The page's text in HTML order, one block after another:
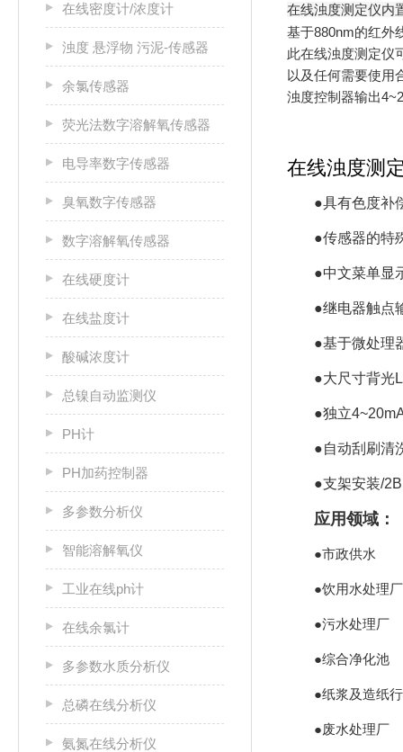
在线密度计/浓度计
浊度 悬浮物 污泥-传感器
余氯传感器
荧光法数字溶解氧传感器
电导率数字传感器
臭氧数字传感器
数字溶解氧传感器
在线硬度计
在线盐度计
酸碱浓度计
总镍自动监测仪
PH计
PH加药控制器
多参数分析仪
智能溶解氧仪
工业在线ph计
在线余氯计
多参数水质分析仪
总磷在线分析仪
氨氮在线分析仪
在线浊度测定仪内
基于880nm的红外
此在线浊度测定仪
以及任何需要使用
浊度控制器输出
在线浊度测
●具有色度补
●传感器的特
●中文菜单显
●继电器触点
●基于微处理
●大尺寸背光
●独立
●自动刮刷清
●支架安装/
应用领域：
●市政供水
●饮用水处理厂
●污水处理厂
●综合净化池
●纸浆及造纸
●废水处理厂